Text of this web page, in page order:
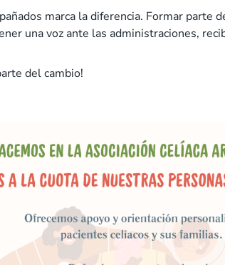
marca la diferencia. Formar parte
una voz ante las administraciones,
del cambio!